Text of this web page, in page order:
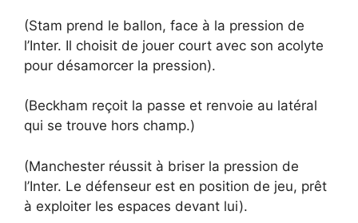
(Stam prend le ballon, face à la pression de
l’Inter. Il choisit de jouer court avec son acolyte
pour désamorcer la pression).
(Beckham reçoit la passe et renvoie au latéral
qui se trouve hors champ.)
(Manchester réussit à briser la pression de
l’Inter. Le défenseur est en position de jeu, prêt
à exploiter les espaces devant lui).